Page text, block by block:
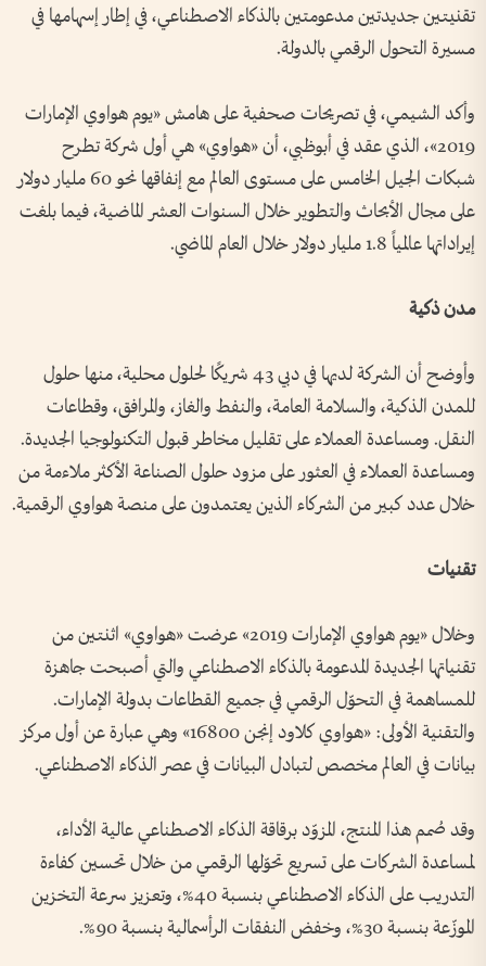
تقنيتين جديدتين مدعومتين بالذكاء الاصطناعي، في إطار إسهامها في
مسيرة التحول الرقمي بالدولة.
وأكد الشيمي، في تصريحات صحفية على هامش «يوم هواوي الإمارات
2019»، الذي عقد في أبوظبي، أن «هواوي» هي أول شركة تطرح
شبكات الجيل الخامس على مستوى العالم مع إنفاقها نحو 60 مليار دولار
على مجال الأبحاث والتطوير خلال السنوات العشر الماضية، فيما بلغت
إيراداتها عالمياً 1.8 مليار دولار خلال العام الماضي.
مدن ذكية
وأوضح أن الشركة لديها في دبي 43 شريكًا لحلول محلية، منها حلول
للمدن الذكية، والسلامة العامة، والنفط والغاز، والمرافق، وقطاعات
النقل. ومساعدة العملاء على تقليل مخاطر قبول التكنولوجيا الجديدة.
ومساعدة العملاء في العثور على مزود حلول الصناعة الأكثر ملاءمة من
خلال عدد كبير من الشركاء الذين يعتمدون على منصة هواوي الرقمية.
تقنيات
وخلال «يوم هواوي الإمارات 2019» عرضت «هواوي» اثنتين من
تقنياتها الجديدة المدعومة بالذكاء الاصطناعي والتي أصبحت جاهزة
للمساهمة في التحوّل الرقمي في جميع القطاعات بدولة الإمارات.
والتقنية الأولى: «هواوي كلاود إنجن 16800» وهي عبارة عن أول مركز
بيانات في العالم مخصص لتبادل البيانات في عصر الذكاء الاصطناعي.
وقد صُمم هذا المنتج، المزوّد برقاقة الذكاء الاصطناعي عالية الأداء،
لمساعدة الشركات على تسريع تحوّلها الرقمي من خلال تحسين كفاءة
التدريب على الذكاء الاصطناعي بنسبة 40%، وتعزيز سرعة التخزين
الموزّعة بنسبة 30%، وخفض النفقات الرأسمالية بنسبة 90%.